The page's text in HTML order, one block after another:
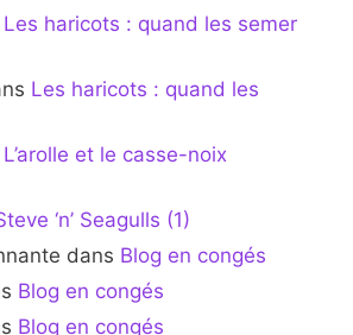
Les haricots : quand les semer
Les haricots : quand les
L’arolle et le casse-noix
‘n’ Seagulls (1)
dans Blog en congés
Blog en congés
Blog en congés